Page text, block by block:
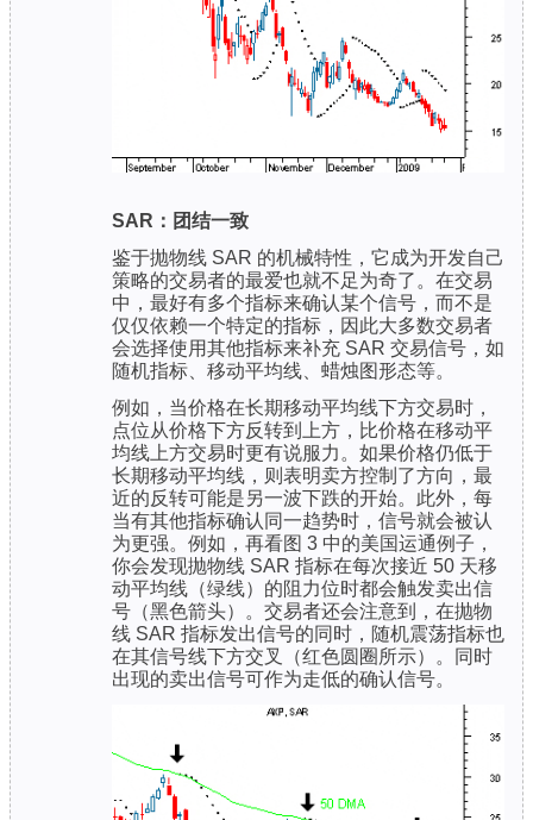
SAR：团结一致
鉴于抛物线 SAR 的机械特性，它成为开发自己
策略的交易者的最爱也就不足为奇了。在交易
中，最好有多个指标来确认某个信号，而不是
仅仅依赖一个特定的指标，因此大多数交易者
会选择使用其他指标来补充 SAR 交易信号，如
随机指标、移动平均线、蜡烛图形态等。
例如，当价格在长期移动平均线下方交易时，
点位从价格下方反转到上方，比价格在移动平
均线上方交易时更有说服力。如果价格仍低于
长期移动平均线，则表明卖方控制了方向，最
近的反转可能是另一波下跌的开始。此外，每
当有其他指标确认同一趋势时，信号就会被认
为更强。例如，再看图 3 中的美国运通例子，
你会发现抛物线 SAR 指标在每次接近 50 天移
动平均线（绿线）的阻力位时都会触发卖出信
号（黑色箭头）。交易者还会注意到，在抛物
线 SAR 指标发出信号的同时，随机震荡指标也
在其信号线下方交叉（红色圆圈所示）。同时
出现的卖出信号可作为走低的确认信号。